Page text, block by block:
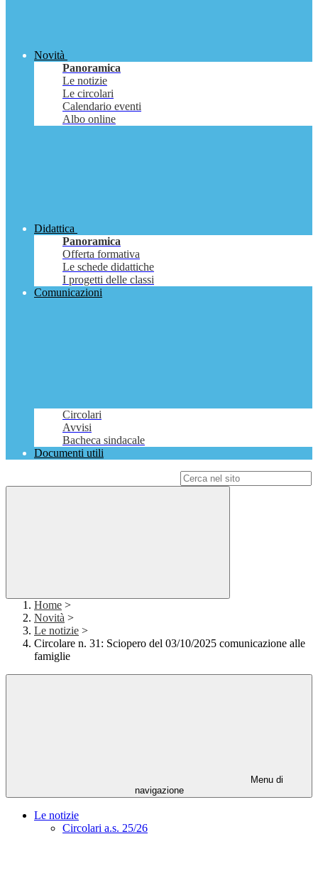
Novità
Panoramica
Le notizie
Le circolari
Calendario eventi
Albo online
Didattica
Panoramica
Offerta formativa
Le schede didattiche
I progetti delle classi
Comunicazioni
Circolari
Avvisi
Bacheca sindacale
Documenti utili
Home >
Novità >
Le notizie >
Circolare n. 31: Sciopero del 03/10/2025 comunicazione alle
famiglie
Menu di
navigazione
Le notizie
Circolari a.s. 25/26